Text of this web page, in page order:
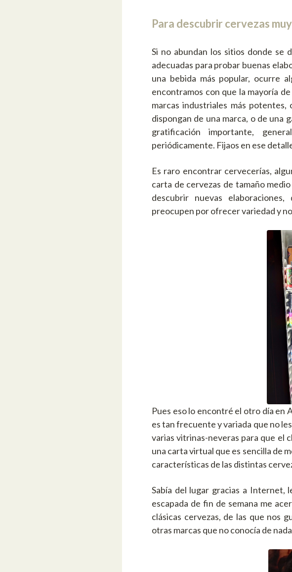
Para descubrir cervezas
Si no abundan los sitios donde se
adecuadas para probar buenas
una bebida más popular, ocurre
encontramos con que la mayoría
marcas industriales más
dispongan de una marca, o de una
gratificación importante,
periódicamente. Fijaos en ese
Es raro encontrar cervecerías,
carta de cervezas de tamaño
descubrir nuevas
preocupen por ofrecer variedad y
Pues eso lo encontré el otro día en
es tan frecuente y variada que no
varias vitrinas-neveras para que el
una carta virtual que es sencilla de
características de las distintas
Sabía del lugar gracias a Internet,
escapada de fin de semana me
clásicas cervezas, de las que nos
otras marcas que no conocía de